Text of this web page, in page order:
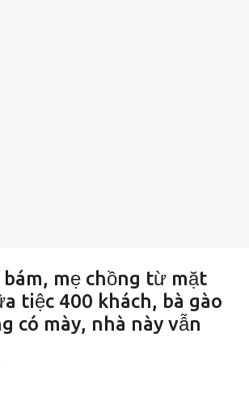
mẹ chồng từ mặt
tiệc 400 khách, bà gào
có mày, nhà này vẫn